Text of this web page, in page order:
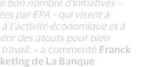
par EPA - qui visent à
l’activité économique et à
des atouts pour bien
. » a commenté Franck
de La Banque